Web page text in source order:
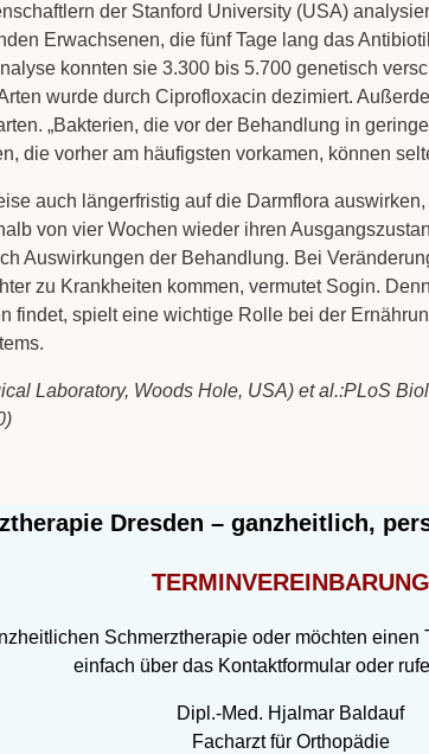
der Stanford University (USA)
Erwachsenen, die fünf Tage lang das
konnten sie 3.300 bis 5.700 genetisch
wurde durch Ciprofloxacin dezimiert.
„Bakterien, die vor der Behandlung in
die vorher am häufigsten vorkamen, können
auch längerfristig auf die Darmflora
von vier Wochen wieder ihren
Auswirkungen der Behandlung. Bei
zu Krankheiten kommen, vermutet Sogin.
findet, spielt eine wichtige Rolle bei der
Laboratory, Woods Hole, USA) et al.:PLoS
Dresden – ganzheitlich,
TERMINVEREINBARUNG
Schmerztherapie oder möchten
einfach über das Kontaktformular oder
Dipl.-Med. Hjalmar Baldauf
Facharzt für Orthopädie